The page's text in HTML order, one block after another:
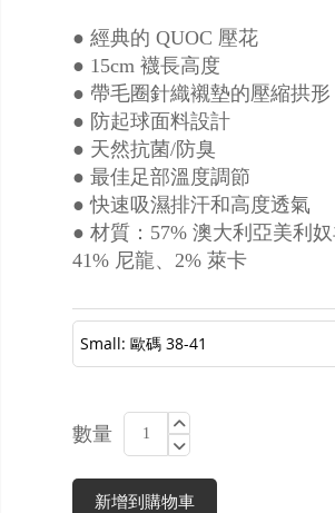
● 經典的 QUOC 壓花
● 15cm 襪長高度
● 帶毛圈針織襯墊的壓縮拱形
● 防起球面料設計
● 天然抗菌/防臭
● 最佳足部溫度調節
● 快速吸濕排汗和高度透氣
● 材質：57% 澳大利亞美利奴
41% 尼龍、2% 萊卡
數量
新增到購物車